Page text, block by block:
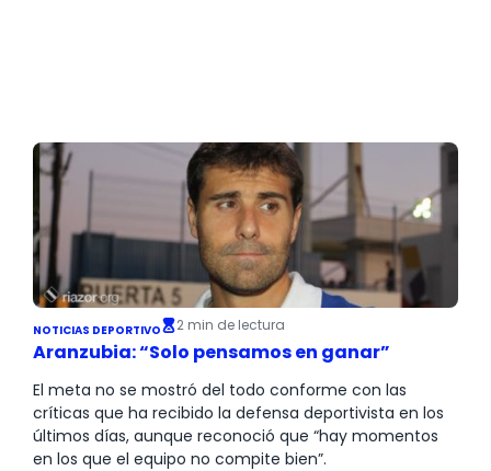
NOTICIAS DEPORTIVO 2 min de lectura
Aranzubia: “Solo pensamos en ganar”
El meta no se mostró del todo conforme con las
críticas que ha recibido la defensa deportivista en los
últimos días, aunque reconoció que “hay momentos
en los que el equipo no compite bien”.